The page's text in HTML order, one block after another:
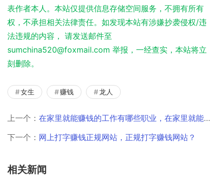
表作者本人。本站仅提供信息存储空间服务，不拥有所有
权，不承担相关法律责任。如发现本站有涉嫌抄袭侵权/违
法违规的内容， 请发送邮件至
sumchina520@foxmail.com 举报，一经查实，本站将立
刻删除。
女生 赚钱 龙人
上一个： 在家里就能赚钱的工作有哪些职业，在家里就能赚钱的工作有哪些女生？
下一个： 网上打字赚钱正规网站，正规打字赚钱网站？
相关新闻